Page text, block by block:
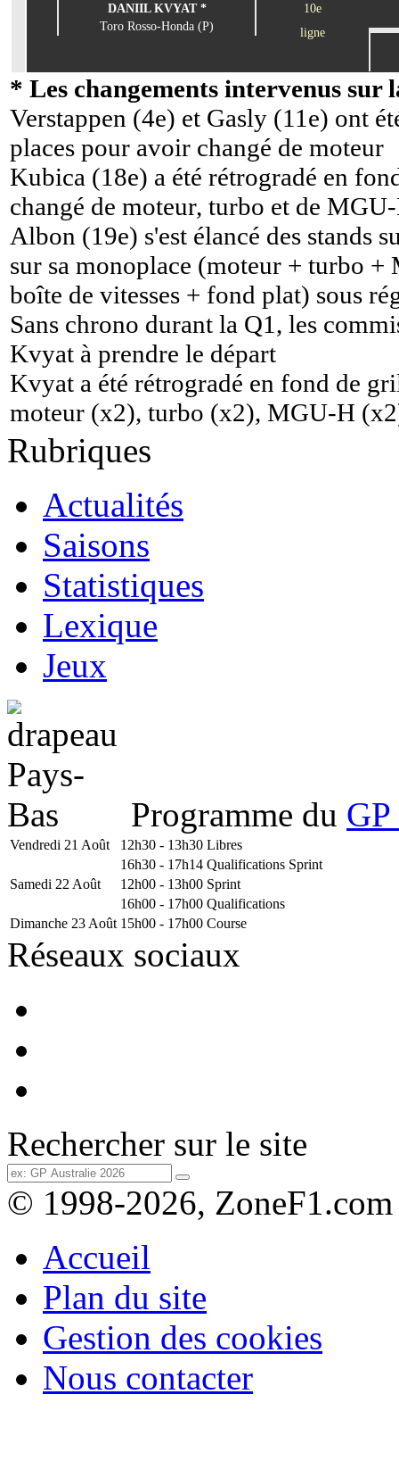
DANIIL KVYAT *
Toro Rosso-Honda (P)
10e
ligne
* Les changements intervenus sur
Verstappen (4e) et Gasly (11e) ont
places pour avoir changé de moteur
Kubica (18e) a été rétrogradé en
changé de moteur, turbo et de
Albon (19e) s'est élancé des stands
sur sa monoplace (moteur + turbo
boîte de vitesses + fond plat) sous
Sans chrono durant la Q1, les
Kvyat à prendre le départ
Kvyat a été rétrogradé en fond de
moteur (x2), turbo (x2), MGU-H
Rubriques
Actualités
Saisons
Statistiques
Lexique
Jeux
Programme du
Vendredi 21 Août 12h30 - 13h30 Libres
16h30 - 17h14 Qualifications Sprint
Samedi 22 Août
12h00 - 13h00 Sprint
16h00 - 17h00 Qualifications
Dimanche 23 Août 15h00 - 17h00 Course
Réseaux sociaux
Rechercher sur le site
© 1998-2026, ZoneF1.com
Accueil
Plan du site
Gestion des cookies
Nous contacter